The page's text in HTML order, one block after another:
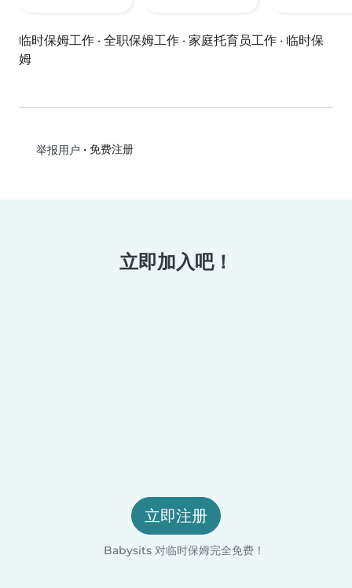
临时保姆工作 · 全职保姆工作 · 家庭托育员工作 · 临时保
姆
举报用户 • 免费注册
立即加入吧！
立即注册
Babysits 对临时保姆完全免费！